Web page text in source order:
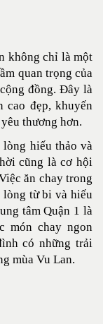
không chỉ là một
quan trọng của
đồng. Đây là
cao đẹp, khuyến
thương hơn.
hiếu thảo và
cũng là cơ hội
ăn chay trong
lòng từ bi và hiếu
tâm Quận 1 là
món chay ngon
có những trải
mùa Vu Lan.